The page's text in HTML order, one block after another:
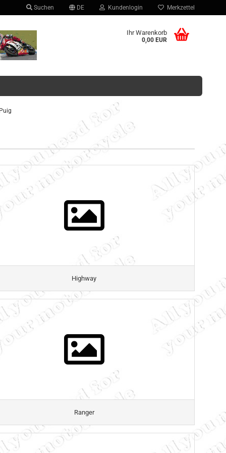
Suchen DE Kundenlogin
erstellen
vergessen?
Merkzettel
Ihr Warenkorb
0,00 EUR
Highway
Ranger